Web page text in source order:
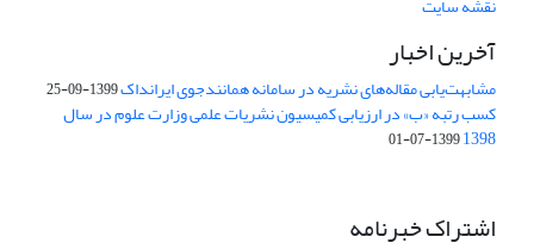
نقشه سایت
آخرین اخبار
مشابهت‌یابی مقاله‌های نشریه در سامانه همانندجوی ایرانداک1399-09-25
کسب رتبه «ب» در ارزیابی کمیسیون نشریات علمی وزارت علوم در سال
1398
1399-07-01
اشتراک خبرنامه